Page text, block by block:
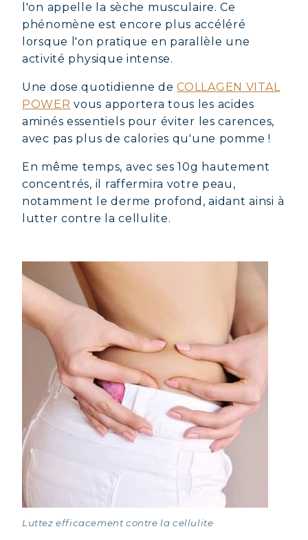
COLLAGÈNE POUR CHEVEUX :
CROISSANCE & FORCE
COLLAGÈNE : SOULAGEZ DOULEURS
& ARTICULATIONS
COLLAGÈNE : BOOSTEZ VOTRE
IMMUNITÉ NATURELLEMENT
l'on appelle la sèche musculaire. Ce
phénomène est encore plus accéléré
lorsque l'on pratique en parallèle une
activité physique intense.
Une dose quotidienne deCOLLAGEN VITAL
POWER vous apportera tous les acides
aminés essentiels pour éviter les carences,
avec pas plus de calories qu'une pomme !
En même temps, avec ses 10g hautement
concentrés, il raffermira votre peau,
notamment le derme profond, aidant ainsi à
lutter contre la cellulite.
Luttez efficacement contre la cellulite